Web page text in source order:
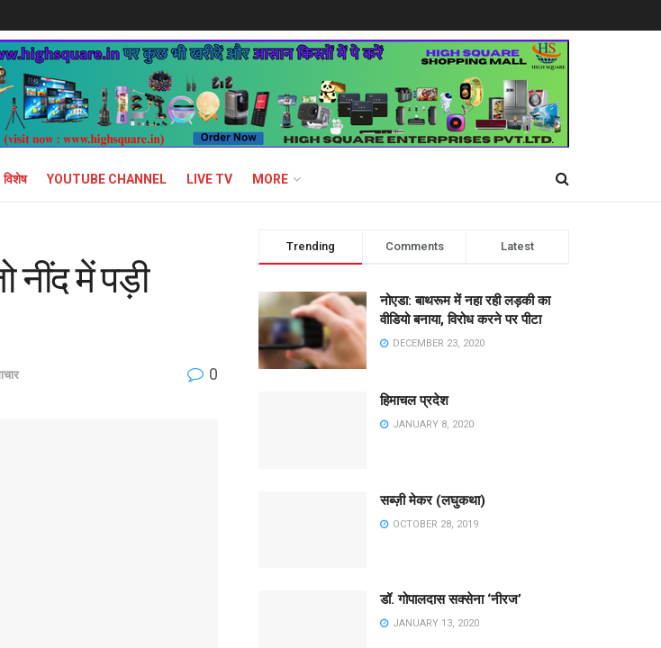
विशेष YOUTUBE CHANNEL LIVE TV MORE
नींद में पड़ी
0
Trending Comments Latest
नोएडा: बाथरूम में नहा रही लड़की का
वीडियो बनाया, विरोध करने पर पीटा
DECEMBER 23, 2020
हिमाचल प्रदेश
JANUARY 8, 2020
सब्ज़ी मेकर (लघुकथा)
OCTOBER 28, 2019
डॉ. गोपालदास सक्सेना ‘नीरज’
JANUARY 13, 2020